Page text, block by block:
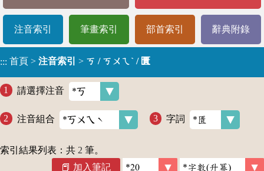
注音索引 筆畫索引 部首索引 辭典附錄
::: 首頁 > 注音索引 > ㄎ / ㄎㄨㄟˋ / 匱
請選擇注音
注音組合 字詞
索引結果列表：共 2 筆。
加入筆記